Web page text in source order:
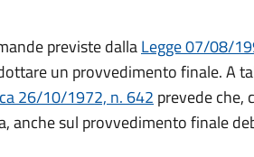
previste dallaLegge 07/08/
un provvedimento finale. A
26/10/1972, n. 642 prevede che,
anche sul provvedimento finale